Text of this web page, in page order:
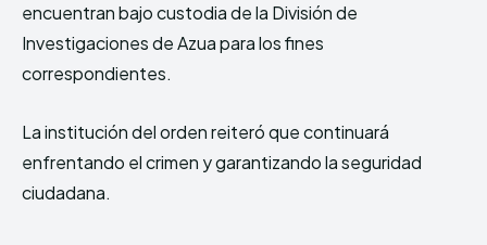
encuentran bajo custodia de la División de
Investigaciones de Azua para los fines
correspondientes.
La institución del orden reiteró que continuará
enfrentando el crimen y garantizando la seguridad
ciudadana.